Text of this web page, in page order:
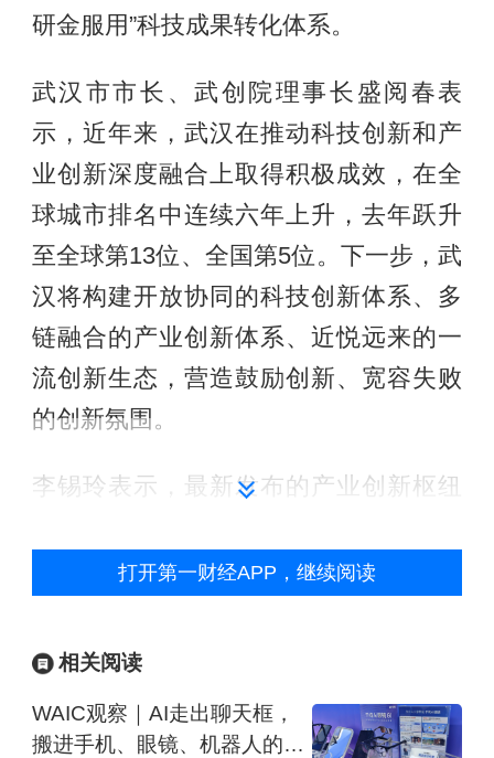
研金服用”科技成果转化体系。
武汉市市长、武创院理事长盛阅春表
示，近年来，武汉在推动科技创新和产
业创新深度融合上取得积极成效，在全
球城市排名中连续六年上升，去年跃升
至全球第13位、全国第5位。下一步，武
汉将构建开放协同的科技创新体系、多
链融合的产业创新体系、近悦远来的一
流创新生态，营造鼓励创新、宽容失败
的创新氛围。
李锡玲表示，最新发布的产业创新枢纽
的又一次创新探索，旨在武创院现有的
础上，推进协同模式的“更新迭代”，聚焦
新枢纽”，未来希望能够构建一个“强单
打开第一财经APP，继续阅读
相关阅读
WAIC观察｜AI走出聊天框，
搬进手机、眼镜、机器人的身